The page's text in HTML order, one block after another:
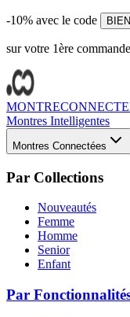
-10% avec le code
sur votre 1ère commande
Montres Intelligentes
Montres Connectées
Par Collections
Nouveautés
Femme
Homme
Senior
Enfant
Par